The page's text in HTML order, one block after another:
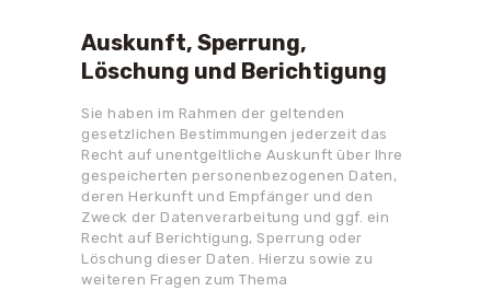
Auskunft, Sperrung,
Löschung und Berichtigung
Sie haben im Rahmen der geltenden
gesetzlichen Bestimmungen jederzeit das
Recht auf unentgeltliche Auskunft über Ihre
gespeicherten personenbezogenen Daten,
deren Herkunft und Empfänger und den
Zweck der Datenverarbeitung und ggf. ein
Recht auf Berichtigung, Sperrung oder
Löschung dieser Daten. Hierzu sowie zu
weiteren Fragen zum Thema